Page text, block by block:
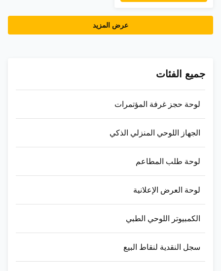
عرض المزيد
جميع الفئات
لوحة حجز غرفة المؤتمرات
الجهاز اللوحي المنزلي الذكي
لوحة طلب المطاعم
لوحة العرض الإعلانية
الكمبيوتر اللوحي الطبي
سجل النقدية لنقاط البيع